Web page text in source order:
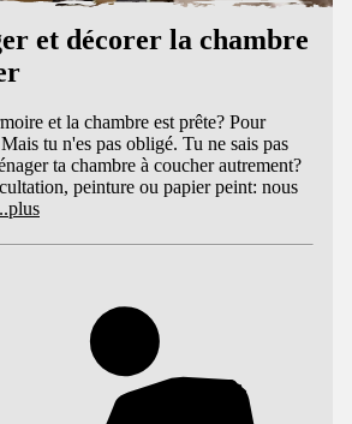
et décorer la chambre
et la chambre est prête? Pour
tu n'es pas obligé. Tu ne sais pas
ta chambre à coucher autrement?
peinture ou papier peint: nous
plus